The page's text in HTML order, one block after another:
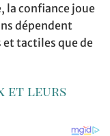
la confiance joue
dépendent
tactiles que de
et leurs